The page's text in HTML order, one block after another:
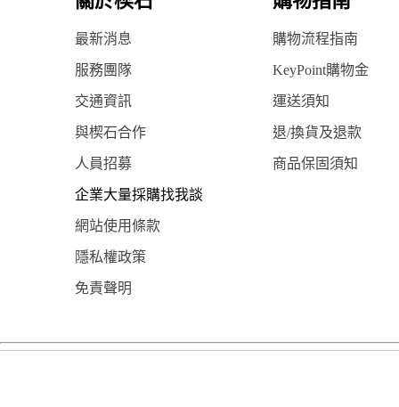
最新消息 購物流程指南
服務團隊 KeyPoint購物金
交通資訊 運送須知
與楔石合作 退/換貨及退款
人員招募 商品保固須知
企業大量採購找我談
網站使用條款
隱私權政策
免責聲明